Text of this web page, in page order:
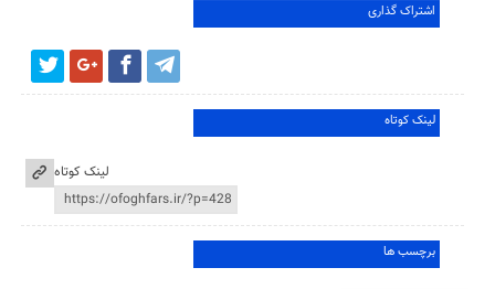
اشتراک گذاری
لینک کوتاه
لینک کوتاه
برچسب ها